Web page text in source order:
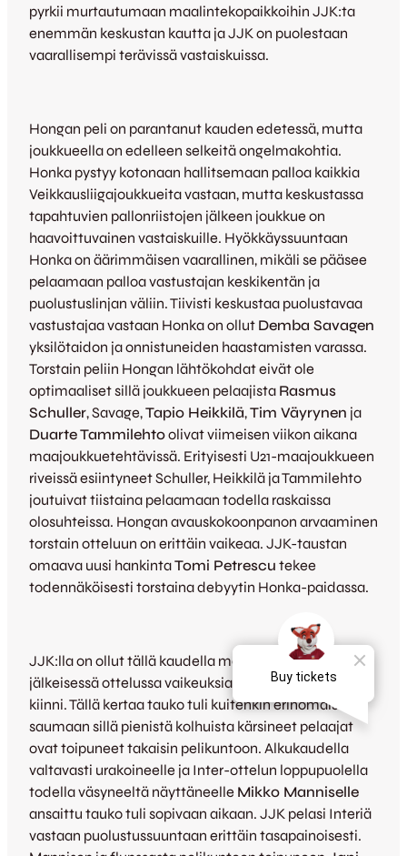
pyrkii murtautumaan maalintekopaikkoihin JJK:ta
enemmän keskustan kautta ja JJK on puolestaan
vaarallisempi terävissä vastaiskuissa.
Hongan peli on parantanut kauden edetessä, mutta
joukkueella on edelleen selkeitä ongelmakohtia.
Honka pystyy kotonaan hallitsemaan palloa kaikkia
Veikkausliigajoukkueita vastaan, mutta keskustassa
tapahtuvien pallonriistojen jälkeen joukkue on
haavoittuvainen vastaiskuille. Hyökkäyssuuntaan
Honka on äärimmäisen vaarallinen, mikäli se pääsee
pelaamaan palloa vastustajan keskikentän ja
puolustuslinjan väliin. Tiivisti keskustaa puolustavaa
vastustajaa vastaan Honka on ollut Demba Savagen
yksilötaidon ja onnistuneiden haastamisten varassa.
Torstain peliin Hongan lähtökohdat eivät ole
optimaaliset sillä joukkueen pelaajista Rasmus
Schuller, Savage,Tapio Heikkilä,Tim Väyrynen ja
Duarte Tammilehtoolivat viimeisen viikon aikana
maajoukkuetehtävissä. Erityisesti U21-maajoukkueen
riveissä esiintyneet Schuller, Heikkilä ja Tammilehto
joutuivat tiistaina pelaamaan todella raskaissa
olosuhteissa. Hongan avauskokoonpanon arvaaminen
torstain otteluun on erittäin vaikeaa. JJK-taustan
omaava uusi hankintaTomi Petrescu tekee
todennäköisesti torstaina debyytin Honka-paidassa.
JJK:lla on ollut tällä kaudella maaottelutaukojen
jälkeisessä ottelussa vaikeuksia päästä pelirytmiin
kiinni. Tällä kertaa tauko tuli kuitenkin erinomaiseen
saumaan sillä pienistä kolhuista kärsineet pelaajat
ovat toipuneet takaisin pelikuntoon. Alkukaudella
valtavasti urakoineelle ja Inter-ottelun loppupuolella
todella väsyneeltä näyttäneelle Mikko Manniselle
ansaittu tauko tuli sopivaan aikaan. JJK pelasi Interiä
vastaan puolustussuuntaan erittäin tasapainoisesti.